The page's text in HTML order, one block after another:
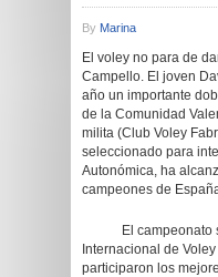
By Marina
El voley no para de
Campello. El joven
año un importante
de la Comunidad
milita (Club Voley
seleccionado para
Autonómica, ha
campeones de
El campeonato se
Internacional de
participaron los